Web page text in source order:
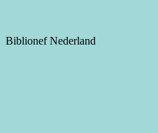
Biblionef Nederland